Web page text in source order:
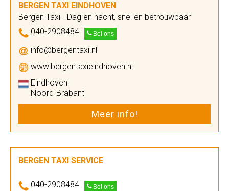
BERGEN TAXI EINDHOVEN
Bergen Taxi - Dag en nacht, snel en betrouwbaar
040-2908484
Bel ons
info@bergentaxi.nl
www.bergentaxieindhoven.nl
Eindhoven
Noord-Brabant
Meer info!
BERGEN TAXI SERVICE
040-2908484 Bel ons